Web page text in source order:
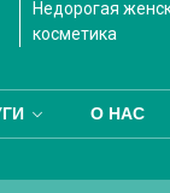
Недорогая
косметика
О НАС